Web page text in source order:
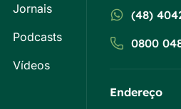
Jornais
Podcasts
Vídeos
(48)
0800
Endereço